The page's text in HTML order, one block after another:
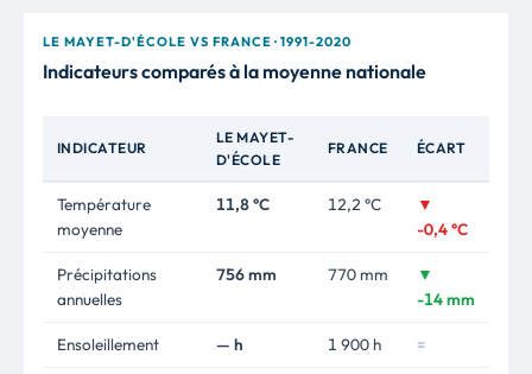
LE MAYET-D'ÉCOLE VS FRANCE · 1991-2020
Indicateurs comparés à la moyenne nationale
INDICATEUR
LE MAYET-
D'ÉCOLE
FRANCE ÉCART
Température
moyenne
11,8 °C 12,2 °C
▼
-0,4 °C
Précipitations
annuelles
756 mm 770 mm
▼
-14 mm
Ensoleillement — h 1 900 h =